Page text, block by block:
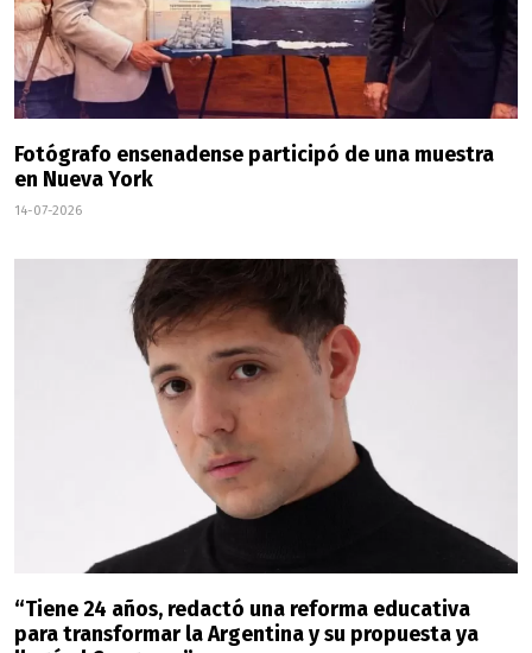
Fotógrafo ensenadense participó de una muestra
en Nueva York
14-07-2026
“Tiene 24 años, redactó una reforma educativa
para transformar la Argentina y su propuesta ya